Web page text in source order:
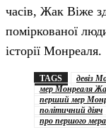
часів, Жак Віже
поміркованої
історії Монреаля.
TAGS девіз
мер Монреаля
перший мер
політичний діяч
про першого